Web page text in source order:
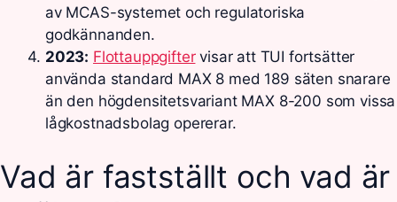
av MCAS-systemet och regulatoriska
godkännanden.
2023: Flottauppgiftervisar att TUI fortsätter
använda standard MAX 8 med 189 säten snarare
än den högdensitetsvariant MAX 8-200 som vissa
lågkostnadsbolag opererar.
Vad är fastställt och vad är